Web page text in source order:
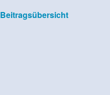
Beitragsübersicht